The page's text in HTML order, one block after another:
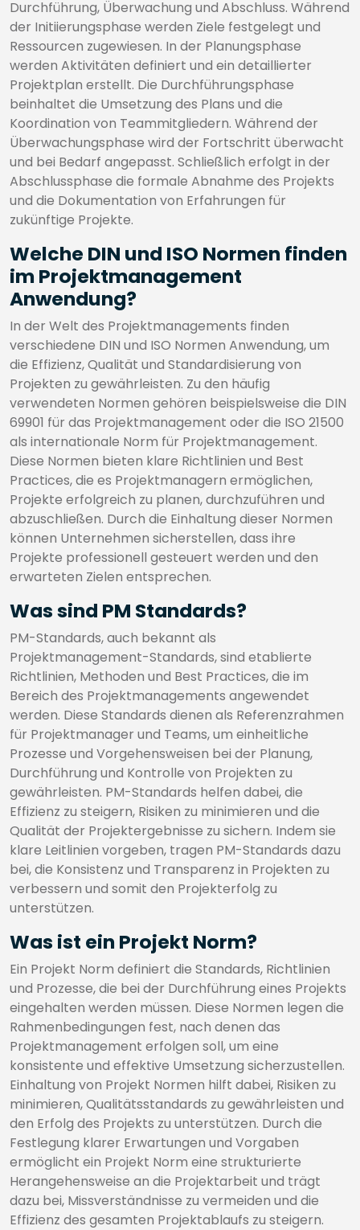
Durchführung, Überwachung und Abschluss. Während
der Initiierungsphase werden Ziele festgelegt und
Ressourcen zugewiesen. In der Planungsphase
werden Aktivitäten definiert und ein detaillierter
Projektplan erstellt. Die Durchführungsphase
beinhaltet die Umsetzung des Plans und die
Koordination von Teammitgliedern. Während der
Überwachungsphase wird der Fortschritt überwacht
und bei Bedarf angepasst. Schließlich erfolgt in der
Abschlussphase die formale Abnahme des Projekts
und die Dokumentation von Erfahrungen für
zukünftige Projekte.
Welche DIN und ISO Normen finden
im Projektmanagement
Anwendung?
In der Welt des Projektmanagements finden
verschiedene DIN und ISO Normen Anwendung, um
die Effizienz, Qualität und Standardisierung von
Projekten zu gewährleisten. Zu den häufig
verwendeten Normen gehören beispielsweise die DIN
69901 für das Projektmanagement oder die ISO 21500
als internationale Norm für Projektmanagement.
Diese Normen bieten klare Richtlinien und Best
Practices, die es Projektmanagern ermöglichen,
Projekte erfolgreich zu planen, durchzuführen und
abzuschließen. Durch die Einhaltung dieser Normen
können Unternehmen sicherstellen, dass ihre
Projekte professionell gesteuert werden und den
erwarteten Zielen entsprechen.
Was sind PM Standards?
PM-Standards, auch bekannt als
Projektmanagement-Standards, sind etablierte
Richtlinien, Methoden und Best Practices, die im
Bereich des Projektmanagements angewendet
werden. Diese Standards dienen als Referenzrahmen
für Projektmanager und Teams, um einheitliche
Prozesse und Vorgehensweisen bei der Planung,
Durchführung und Kontrolle von Projekten zu
gewährleisten. PM-Standards helfen dabei, die
Effizienz zu steigern, Risiken zu minimieren und die
Qualität der Projektergebnisse zu sichern. Indem sie
klare Leitlinien vorgeben, tragen PM-Standards dazu
bei, die Konsistenz und Transparenz in Projekten zu
verbessern und somit den Projekterfolg zu
unterstützen.
Was ist ein Projekt Norm?
Ein Projekt Norm definiert die Standards, Richtlinien
und Prozesse, die bei der Durchführung eines Projekts
eingehalten werden müssen. Diese Normen legen die
Rahmenbedingungen fest, nach denen das
Projektmanagement erfolgen soll, um eine
konsistente und effektive Umsetzung sicherzustellen.
Einhaltung von Projekt Normen hilft dabei, Risiken zu
minimieren, Qualitätsstandards zu gewährleisten und
den Erfolg des Projekts zu unterstützen. Durch die
Festlegung klarer Erwartungen und Vorgaben
ermöglicht ein Projekt Norm eine strukturierte
Herangehensweise an die Projektarbeit und trägt
dazu bei, Missverständnisse zu vermeiden und die
Effizienz des gesamten Projektablaufs zu steigern.